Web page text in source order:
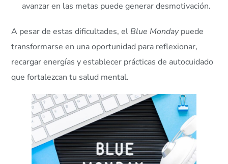
avanzar en las metas puede generar desmotivación.
A pesar de estas dificultades, elBlue Mondaypuede
transformarse en una oportunidad para reflexionar,
recargar energías y establecer prácticas de autocuidado
que fortalezcan tu salud mental.